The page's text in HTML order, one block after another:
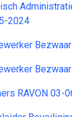
2024
RAVON 03-